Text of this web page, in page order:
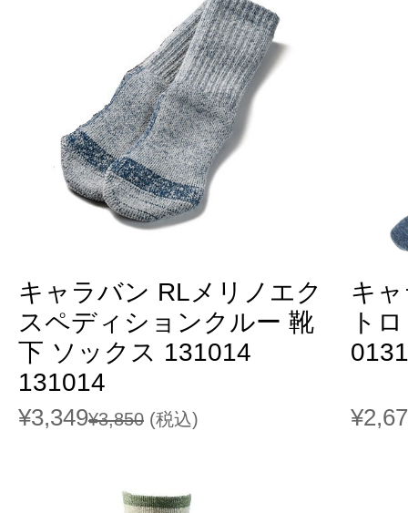
キャラバン RLメリノエク
スペディションクルー 靴
下 ソックス 131014
131014
¥3,349¥3,850 (税込)
キ
ト